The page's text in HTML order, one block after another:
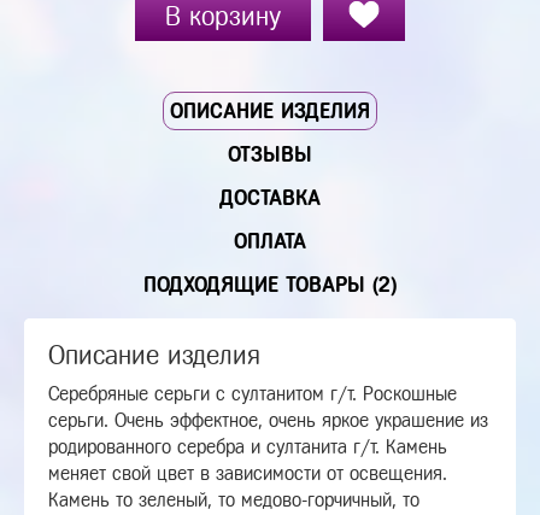
В корзину
ОПИСАНИЕ ИЗДЕЛИЯ
ОТЗЫВЫ
ДОСТАВКА
ОПЛАТА
ПОДХОДЯЩИЕ ТОВАРЫ (2)
Описание изделия
Серебряные серьги с султанитом г/т. Роскошные
серьги. Очень эффектное, очень яркое украшение из
родированного серебра и султанита г/т. Камень
меняет свой цвет в зависимости от освещения.
Камень то зеленый, то медово-горчичный, то